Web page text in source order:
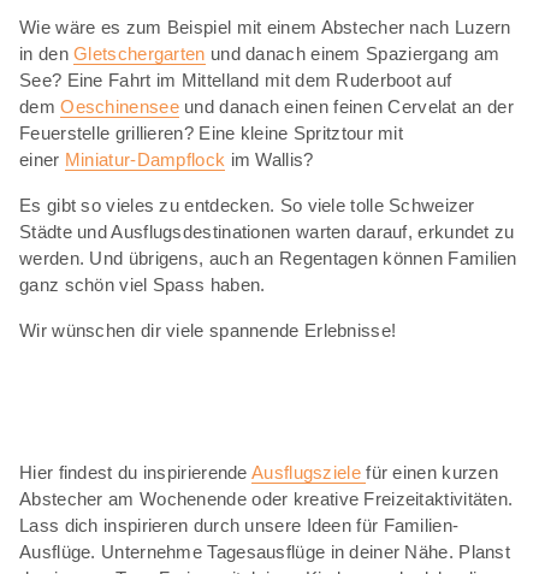
Wie wäre es zum Beispiel mit einem Abstecher nach Luzern
in denGletschergarten und danach einem Spaziergang am
See? Eine Fahrt im Mittelland mit dem Ruderboot auf
demOeschinenseeund danach einen feinen Cervelat an der
Feuerstelle grillieren? Eine kleine Spritztour mit
einer Miniatur-Dampflock im Wallis?
Es gibt so vieles zu entdecken. So viele tolle Schweizer
Städte und Ausflugsdestinationen warten darauf, erkundet zu
werden. Und übrigens, auch an Regentagen können Familien
ganz schön viel Spass haben.
Wir wünschen dir viele spannende Erlebnisse!
Hier findest du inspirierendeAusflugszielefür einen kurzen
Abstecher am Wochenende oder kreative Freizeitaktivitäten.
Lass dich inspirieren durch unsere Ideen für Familien-
Ausflüge. Unternehme Tagesausflüge in deiner Nähe. Planst